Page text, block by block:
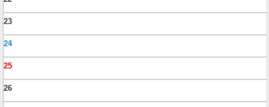
23
24
25
26